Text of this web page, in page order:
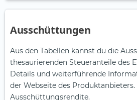
Aus­schüt­tungen
Aus den Tabellen kannst du die
thesaurierenden Steueranteile des
Details und weiterführende
der Webseite des Produktanbieters.
Ausschüttungsrendite.